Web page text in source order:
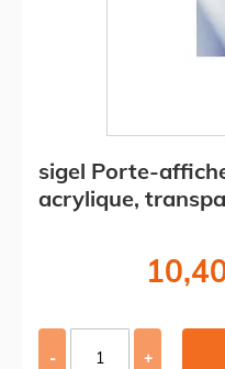
sigel Porte-affiches, format
acrylique,
- +